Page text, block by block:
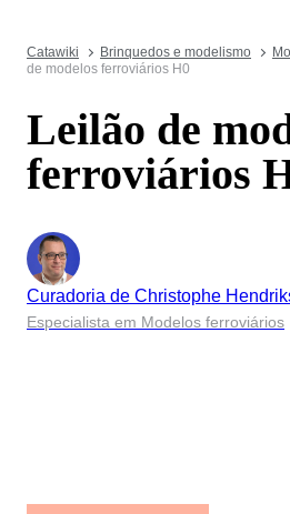
Catawiki Brinquedos e modelismo
de modelos ferroviários H0
Leilão de
ferroviários
Curadoria de Christophe
Especialista em Modelos ferroviários